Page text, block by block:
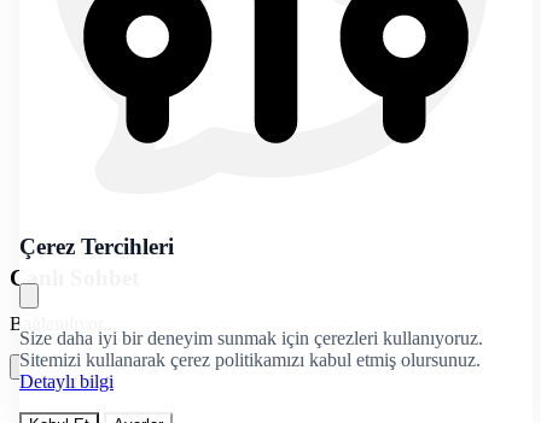
Çerez Tercihleri
Size daha iyi bir deneyim sunmak için çerezleri kullanıyoruz.
Sitemizi kullanarak çerez politikamızı kabul etmiş olursunuz.
Detaylı bilgi
Canlı Sohbet
Bağlanılıyor...